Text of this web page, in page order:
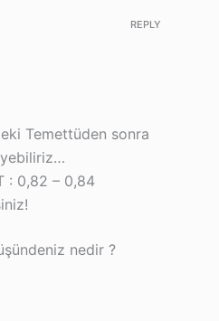
REPLY
Temettüden sonra
: 0,82 – 0,84
nedir ?